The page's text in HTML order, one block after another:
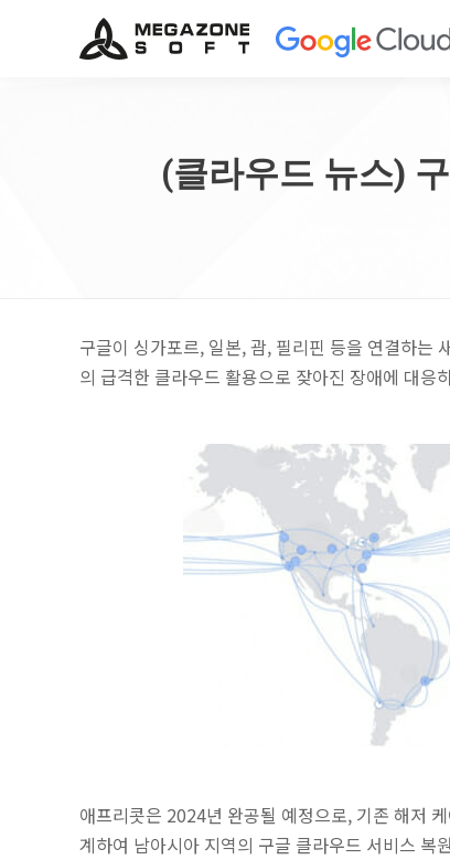
(클라우드 뉴스)
구글이 싱가포르, 일본, 괌, 필리핀 등을 연결하는
의 급격한 클라우드 활용으로 잦아진 장애에 대응
애프리콧은 2024년 완공될 예정으로, 기존 해저
계하여 남아시아 지역의 구글 클라우드 서비스 복